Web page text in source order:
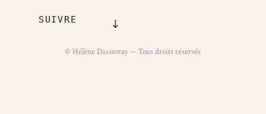
SUIVRE
© Hélène Dassavray — Tous droits réservés